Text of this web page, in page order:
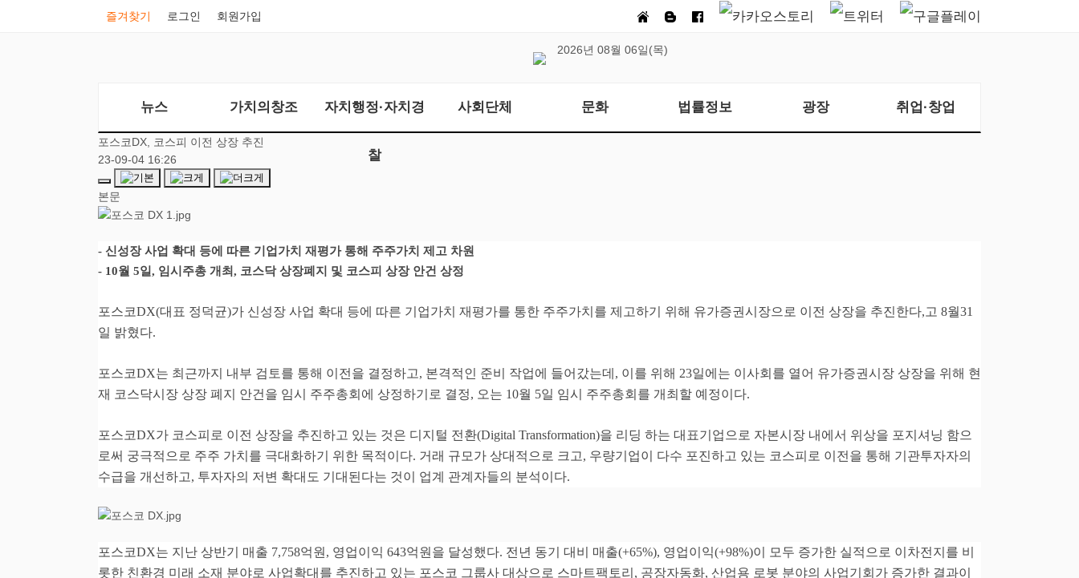
즐겨찾기 로그인 회원가입
2026년 08월 06일(목)
뉴스 가치의창조 자치행정·자치경
찰
사회단체 문화 법률정보 광장 취업·창업
포스코DX, 코스피 이전 상장 추진
23-09-04 16:26
본문
- 신성장 사업 확대 등에 따른 기업가치 재평가 통해 주주가치 제고 차원
- 10월 5일, 임시주총 개최, 코스닥 상장폐지 및 코스피 상장 안건 상정
포스코DX(대표 정덕균)가 신성장 사업 확대 등에 따른 기업가치 재평가를 통한 주주가치를 제고하기 위해 유가증권시장으로 이전 상장을 추진한다,고 8월31
일 밝혔다.
포스코DX는 최근까지 내부 검토를 통해 이전을 결정하고, 본격적인 준비 작업에 들어갔는데 , 이를 위해 23일에는 이사회를 열어 유가증권시장 상장을 위해 현
재 코스닥시장 상장 폐지 안건을 임시 주주총회에 상정하기로 결정, 오는 10월 5일 임시 주주총회를 개최할 예정이다.
포스코DX가 코스피로 이전 상장을 추진하고 있는 것은 디지털 전환(Digital Transformation)을 리딩 하는 대표기업으로 자본시장 내에서 위상을 포지셔닝 함으
로써 궁극적으로 주주 가치를 극대화하기 위한 목적이다. 거래 규모가 상대적으로 크고, 우량기업이 다수 포진하고 있는 코스피로 이전을 통해 기관투자자의
수급을 개선하고, 투자자의 저변 확대도 기대된다는 것이 업계 관계자들의 분석이다.
포스코DX는 지난 상반기 매출 7,758억원 , 영업이익 643억원을 달성했다. 전년 동기 대비 매출(+65%), 영업이익(+98%)이 모두 증가한 실적으로 이차전지를 비
롯한 친환경 미래 소재 분야로 사업확대를 추진하고 있는 포스코 그룹사 대상으로 스마트팩토리 , 공장자동화, 산업용 로봇 분야의 사업기회가 증가한 결과이